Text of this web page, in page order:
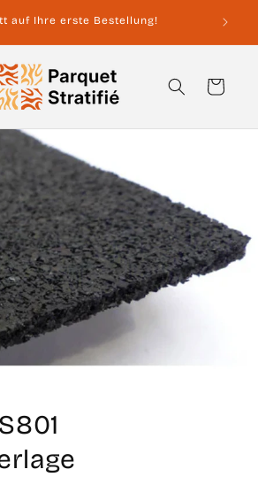
auf Ihre erste Bestellung!
Warenkorb